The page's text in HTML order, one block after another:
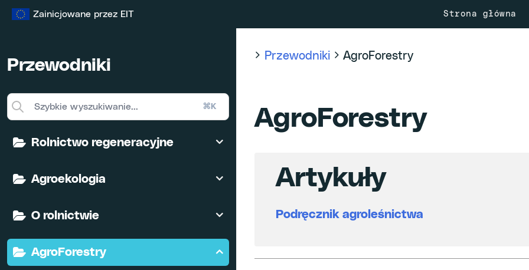
Zainicjowane przez EIT Strona główna
Przewodniki
⌘K
Rolnictwo regeneracyjne
Agroekologia
O rolnictwie
AgroForestry
Przewodniki AgroForestry
AgroForestry
Artykuły
Podręcznik agroleśnictwa